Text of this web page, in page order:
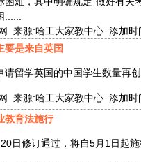
来源:哈工大家教中心 添加
要是来自英国
请留学英国的中国学生数量再
来源:哈工大家教中心 添加
教育法施行
日修订通过，将自5月1日起